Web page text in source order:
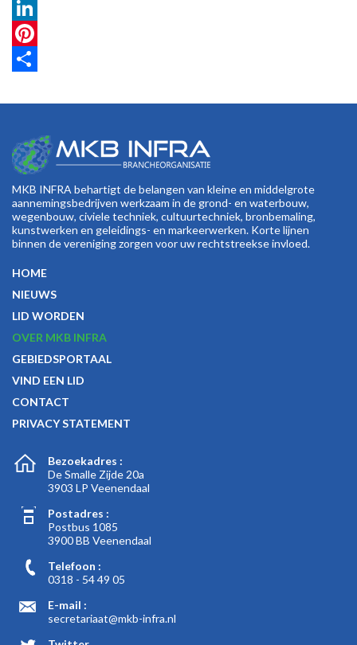
Twitter
LinkedIn
Pinterest
MKB INFRA behartigt de belangen van kleine en middelgrote
aannemingsbedrijven werkzaam in de grond- en waterbouw,
wegenbouw, civiele techniek, cultuurtechniek, bronbemaling,
kunstwerken en geleidings- en markeerwerken. Korte lijnen
binnen de vereniging zorgen voor uw rechtstreekse invloed.
HOME
NIEUWS
LID WORDEN
OVER MKB INFRA
GEBIEDSPORTAAL
VIND EEN LID
CONTACT
PRIVACY STATEMENT
Bezoekadres :
De Smalle Zijde 20a
3903 LP Veenendaal
Postadres :
Postbus 1085
3900 BB Veenendaal
Telefoon :
0318 - 54 49 05
E-mail :
secretariaat@mkb-infra.nl